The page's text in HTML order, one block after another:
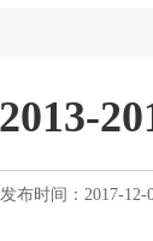
发布时间：2017-12-